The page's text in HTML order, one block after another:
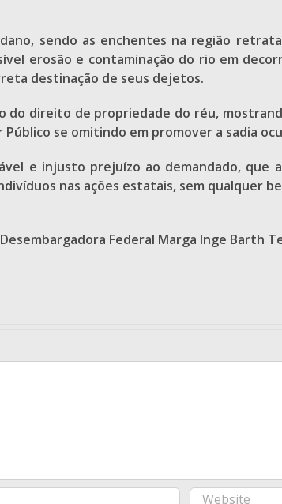
sendo as enchentes na região
erosão e contaminação do rio em
destinação de seus dejetos.
direito de propriedade do réu,
se omitindo em promover a sadia
e injusto prejuízo ao demandado,
nas ações estatais, sem qualquer
Federal Marga Inge Barth